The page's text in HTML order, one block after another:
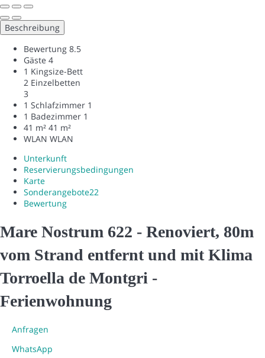
Beschreibung
Bewertung 8.5
Gäste 4
1 Kingsize-Bett
2 Einzelbetten
3
1 Schlafzimmer 1
1 Badezimmer 1
41 m² 41 m²
WLAN WLAN
Unterkunft
Reservierungsbedingungen
Karte
Sonderangebote22
Bewertung
Mare Nostrum 622 - Renoviert, 80m
vom Strand entfernt und mit Klima
Torroella de Montgri -
Ferienwohnung
Anfragen
WhatsApp